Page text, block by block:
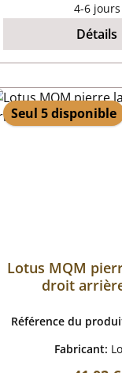
4-6 jours
Détails
Seul 5 disponible
Lotus MQM
droit
Référence du
Fabricant: